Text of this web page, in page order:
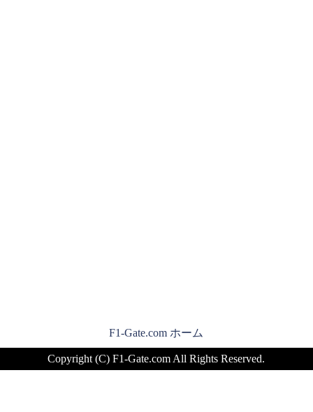
F1-Gate.com ホーム
Copyright (C) F1-Gate.com All Rights Reserved.